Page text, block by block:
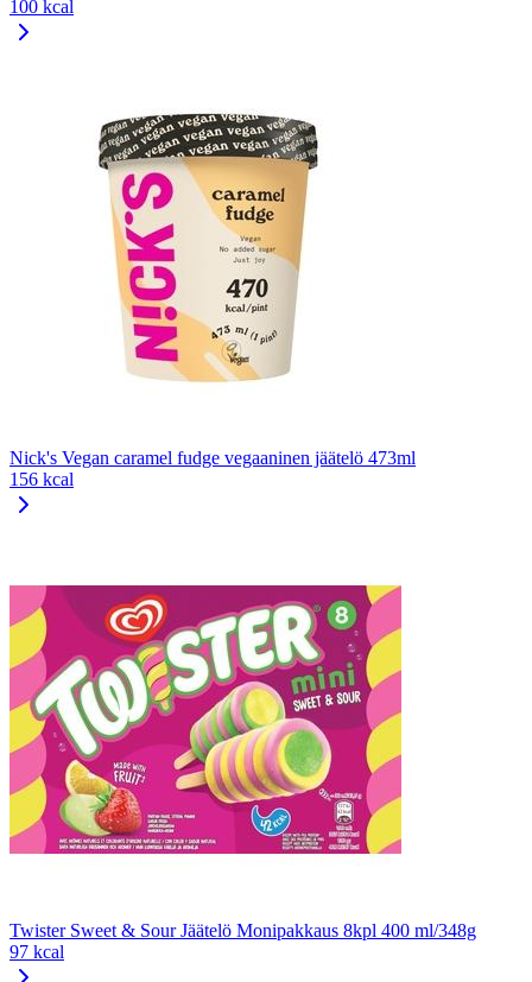
100 kcal
Nick's Vegan caramel fudge vegaaninen jäätelö 473ml
156 kcal
Twister Sweet & Sour Jäätelö Monipakkaus 8kpl 400 ml/348g
97 kcal